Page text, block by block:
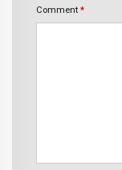
Comment *